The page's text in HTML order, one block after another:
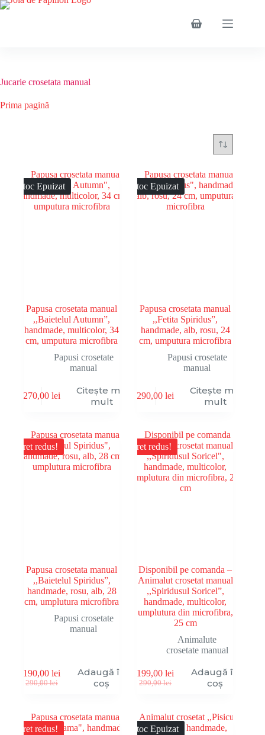
Sari
Coș
Jucarie crosetata manual
Prima pagină
Stoc Epuizat
Papusa crosetata manual
,,Baietelul Autumn”,
handmade, multicolor, 34
cm, umputura microfibra
Papusi crosetate
manual
270,00lei
Citește mai
mult
Stoc Epuizat
Papusa crosetata manual
,,Fetita Spiridus”,
handmade, alb, rosu, 24
cm, umputura microfibra
Papusi crosetate
manual
290,00lei
Citește mai
mult
Pret redus!
Papusa crosetata manual
,,Baietelul Spiridus”,
handmade, rosu, alb, 28
cm, umplutura microfibra
Papusi crosetate
manual
290,00lei
Prețul
fost:
290,00 lei.
190,00lei
Prețul
190,00 lei.
Adaugă în
coș
Pret redus!
Disponibil pe comanda –
Animalut crosetat manual
,,Spiridusul Soricel”,
handmade, multicolor,
umplutura din microfibra,
25 cm
Animalute
crosetate manual
290,00lei
Prețul
fost:
290,00 lei.
199,00lei
Prețul
199,00 lei.
Adaugă în
coș
Pret redus! Stoc Epuizat